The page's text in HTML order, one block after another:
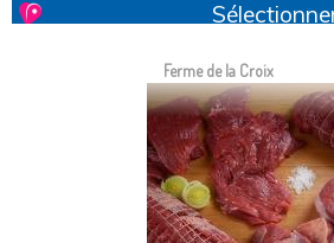
Ferme de la Croix